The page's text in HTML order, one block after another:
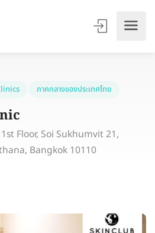
Clinics
1st Floor, Soi Sukhumvit 21,
Bangkok 10110